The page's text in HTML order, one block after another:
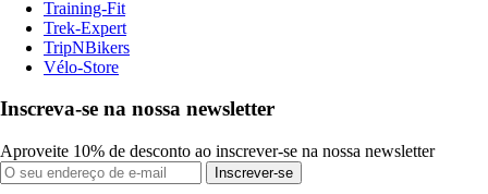
Training-Fit
Trek-Expert
TripNBikers
Vélo-Store
Inscreva-se na nossa newsletter
Aproveite 10% de desconto ao inscrever-se na nossa newsletter
Inscrever-se